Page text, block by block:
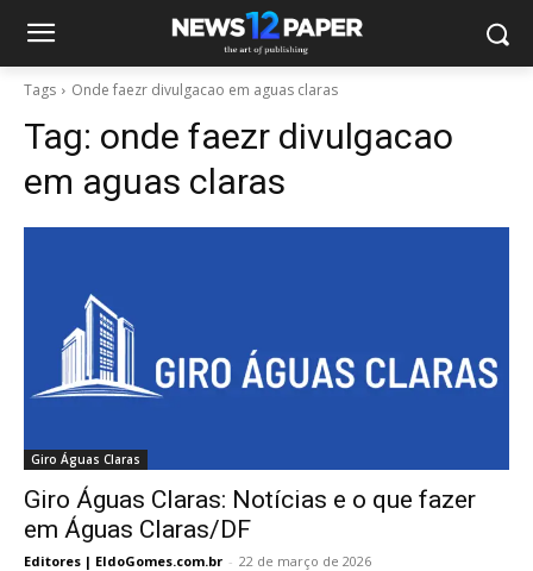
Tags Onde faezr divulgacao em aguas claras
Tag: onde faezr divulgacao
em aguas claras
Giro Águas Claras
Giro Águas Claras: Notícias e o que fazer
em Águas Claras/DF
Editores | EldoGomes.com.br - 22 de março de 2026